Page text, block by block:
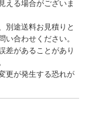
える場合がございま
別途送料お見積りと
い合わせください。
差があることがあり
更が発生する恐れが